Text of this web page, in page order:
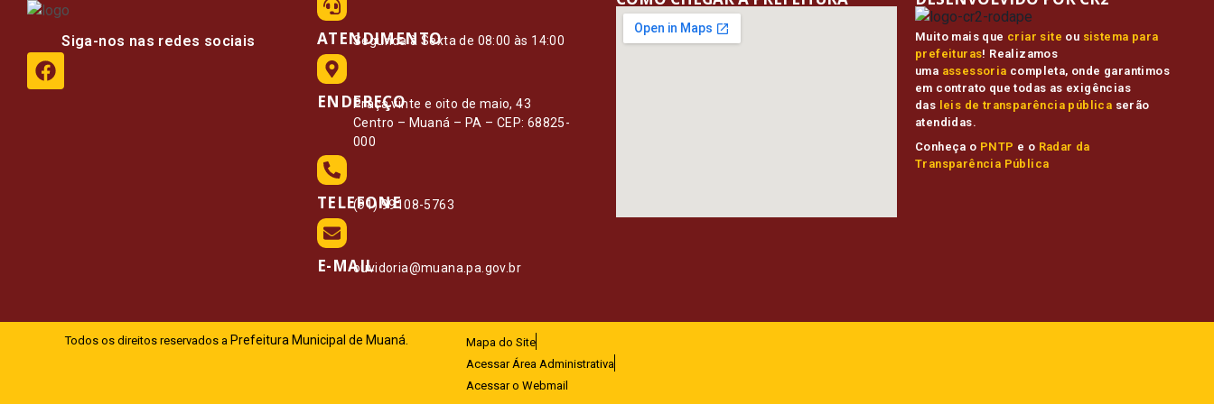
Siga-nos nas redes sociais ATENDIMENTO
Segunda à Sexta de 08:00 às 14:00
ENDEREÇO
Praça vinte e oito de maio, 43
Centro – Muaná – PA – CEP: 68825-
000
TELEFONE
(91) 99108-5763
E-MAILouvidoria@muana.pa.gov.br
Muito mais que criar site ou sistema para
prefeituras! Realizamos
uma assessoria completa, onde garantimos
em contrato que todas as exigências
das leis de transparência pública serão
atendidas.
Conheça o PNTP e o Radar da
Transparência Pública
Todos os direitos reservados a Prefeitura Municipal de Muaná.
Mapa do Site
Acessar Área Administrativa
Acessar o Webmail